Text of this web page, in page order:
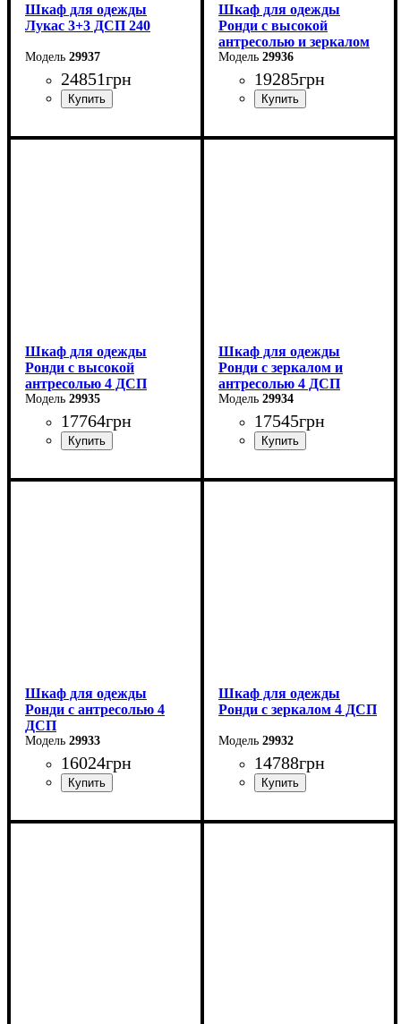
Шкаф для одежды
Лукас 3+3 ДСП 240
29937
24851грн
Ширина: 240 см
Шкаф для одежды
Ронди с высокой
антресолью и зеркалом
4 ДСП 29936
19285грн
Ширина: 160 см
Шкаф для одежды
Ронди с высокой
антресолью 4 ДСП
29935
17764грн
Ширина: 160 см
Шкаф для одежды
Ронди с зеркалом и
антресолью 4 ДСП
29934
17545грн
Ширина: 160 см
Шкаф для одежды
Ронди с антресолью 4
ДСП
29933
16024грн
Ширина: 160 см
Шкаф для одежды
Ронди с зеркалом 4 ДСП
29932
14788грн
Ширина: 160 см